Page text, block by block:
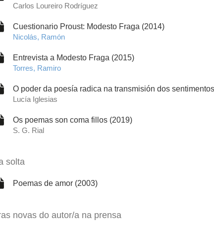
Carlos Loureiro Rodríguez
Cuestionario Proust: Modesto Fraga (2014)
Nicolás, Ramón
Entrevista a Modesto Fraga (2015)
Torres, Ramiro
O poder da poesía radica na transmisión dos
Lucía Iglesias
Os poemas son coma fillos (2019)
S. G. Rial
solta
Poemas de amor (2003)
novas do autor/a na prensa